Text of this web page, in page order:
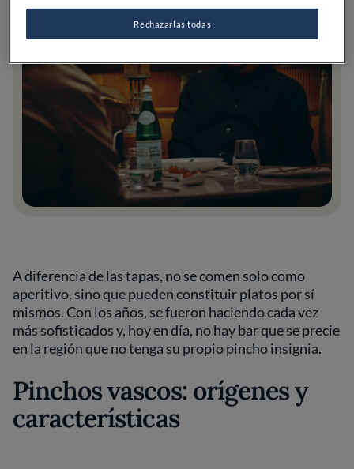
A diferencia de las tapas, no se comen solo como
aperitivo, sino que pueden constituir platos por sí
mismos. Con los años, se fueron haciendo cada vez
más sofisticados y, hoy en día, no hay bar que se precie
en la región que no tenga su propio pincho insignia.
Pinchos vascos: orígenes y
características
Rechazarlas todas